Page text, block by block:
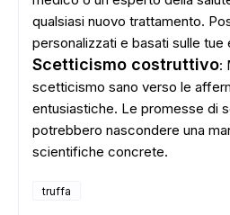
qualsiasi nuovo trattamento.
personalizzati e basati sulle tue
Scetticismo costruttivo:
scetticismo sano verso le
entusiastiche. Le promesse di
potrebbero nascondere una
scientifiche concrete.
truffa